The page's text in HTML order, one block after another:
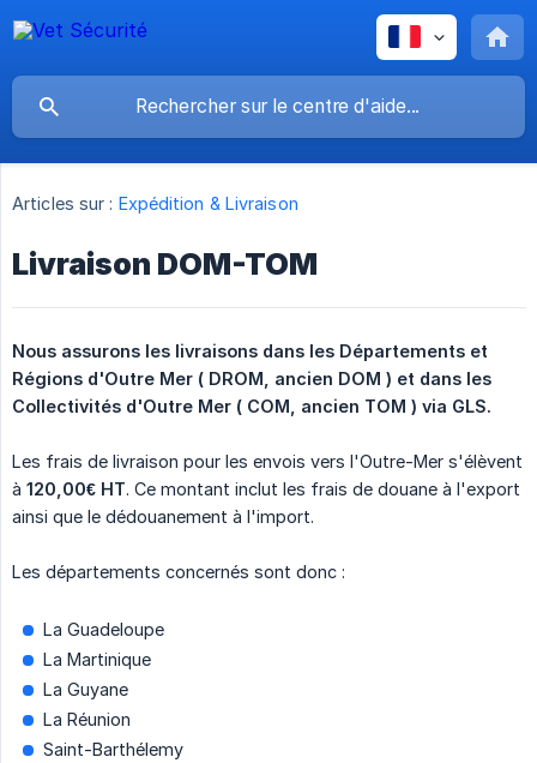
Articles sur : Expédition & Livraison
Livraison DOM-TOM
Nous assurons les livraisons dans les Départements et
Régions d'Outre Mer ( DROM, ancien DOM ) et dans les
Collectivités d'Outre Mer ( COM, ancien TOM ) via GLS.
Les frais de livraison pour les envois vers l'Outre-Mer s'élèvent
à 120,00€ HT. Ce montant inclut les frais de douane à l'export
ainsi que le dédouanement à l'import.
Les départements concernés sont donc :
La Guadeloupe
La Martinique
La Guyane
La Réunion
Saint-Barthélemy